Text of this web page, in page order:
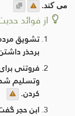
می کند.
از فوائد
تشویق
برحذر
فروتنی
وتسلیم
كردن.
ابن حجر